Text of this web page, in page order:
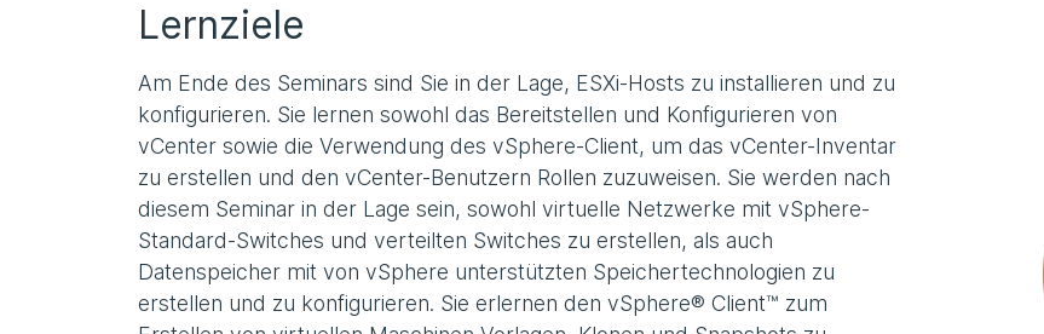
Lernziele
Am Ende des Seminars sind Sie in der Lage, ESXi-Hosts zu installieren und zu
konfigurieren. Sie lernen sowohl das Bereitstellen und Konfigurieren von
vCenter sowie die Verwendung des vSphere-Client, um das vCenter-Inventar
zu erstellen und den vCenter-Benutzern Rollen zuzuweisen. Sie werden nach
diesem Seminar in der Lage sein, sowohl virtuelle Netzwerke mit vSphere-
Standard-Switches und verteilten Switches zu erstellen, als auch
Datenspeicher mit von vSphere unterstützten Speichertechnologien zu
erstellen und zu konfigurieren. Sie erlernen den vSphere® Client™ zum